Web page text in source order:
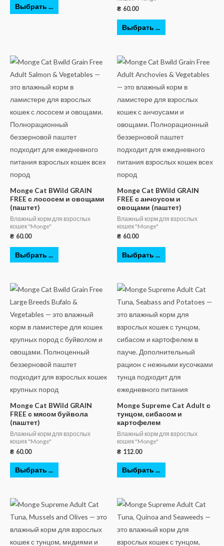
Выбрать ... ₴ 60.00
Выбрать ...
Monge Cat BWild GRAIN
FREE с лососем и овощами
(паштет)
Влажный корм для взрослых
кошек "Monge"
₴ 60.00
Выбрать ...
Monge Cat BWild GRAIN
FREE с анчоусом и
овощами (паштет)
Влажный корм для взрослых
кошек "Monge"
₴ 60.00
Выбрать ...
Monge Cat BWild GRAIN
FREE с мясом буйвола
(паштет)
Влажный корм для взрослых
кошек "Monge"
₴ 60.00
Выбрать ...
Monge Supreme Cat Adult с
тунцом, сибасом и
картофелем
Влажный корм для взрослых
кошек "Monge"
₴ 112.00
Выбрать ...